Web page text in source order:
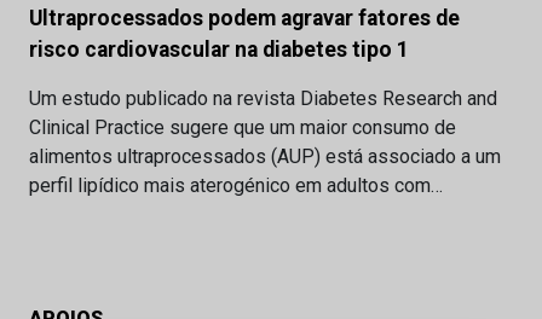
Ultraprocessados podem agravar fatores de
risco cardiovascular na diabetes tipo 1
Um estudo publicado na revista Diabetes Research and
Clinical Practice sugere que um maior consumo de
alimentos ultraprocessados (AUP) está associado a um
perfil lipídico mais aterogénico em adultos com…